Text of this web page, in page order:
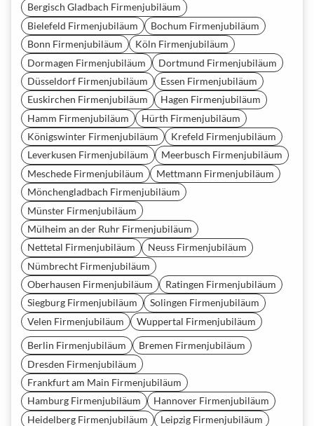
Bergisch Gladbach Firmenjubiläum
Bielefeld Firmenjubiläum
Bochum Firmenjubiläum
Bonn Firmenjubiläum
Köln Firmenjubiläum
Dormagen Firmenjubiläum
Dortmund Firmenjubiläum
Düsseldorf Firmenjubiläum
Essen Firmenjubiläum
Euskirchen Firmenjubiläum
Hagen Firmenjubiläum
Hamm Firmenjubiläum
Hürth Firmenjubiläum
Königswinter Firmenjubiläum
Krefeld Firmenjubiläum
Leverkusen Firmenjubiläum
Meerbusch Firmenjubiläum
Meschede Firmenjubiläum
Mettmann Firmenjubiläum
Mönchengladbach Firmenjubiläum
Münster Firmenjubiläum
Mülheim an der Ruhr Firmenjubiläum
Nettetal Firmenjubiläum
Neuss Firmenjubiläum
Nümbrecht Firmenjubiläum
Oberhausen Firmenjubiläum
Ratingen Firmenjubiläum
Siegburg Firmenjubiläum
Solingen Firmenjubiläum
Velen Firmenjubiläum
Wuppertal Firmenjubiläum
Berlin Firmenjubiläum
Bremen Firmenjubiläum
Dresden Firmenjubiläum
Frankfurt am Main Firmenjubiläum
Hamburg Firmenjubiläum
Hannover Firmenjubiläum
Heidelberg Firmenjubiläum
Leipzig Firmenjubiläum